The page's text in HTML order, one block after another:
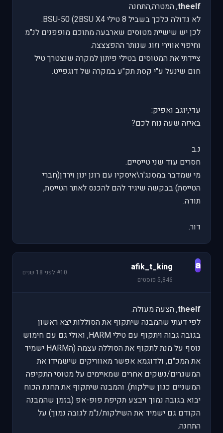
theelf, המטרה,התחנה
לא גדולה כלכך בשביל 8 טילי BSU-50 (2BSU X4.
לכן יש שישיית מטוסים שארבעה מתוכם מופפנים לנ"מ
וחיפוי אווירי וזוג שנותר ההפצצצה.
ציידתי את המטוסים בטילי פיתון למקרה שנצטרך טיל
חום שינעל ע"י קסת תק"ע במקרה של דוגפייט.
עדי,יוגב ואפיק:
באיזה שעה נוח לכם?
נ.ב
חסרים עוד שני טייסיים.
מי שמדבר במסנג'ר\איסקיו עם רונן ינון וירדן(חברי
הטייסת) בבקשה שיגיד להם להכנס לאתר הטייסת,
תודה.
דור.
a
afik_t_king
5,846 פוסטים
#10
·לפני 18 שנים
theelf, הצעה מעולה.
לפי דעתי שהמבנה שיתקוף את הסוללות יצא ראשון
בגובה גבוה ויתקוף עם טילי HARM, ואולי גם עם חימוש
נוסף על מנת לתקוף את הסוללה עצמה (הHARM ישמיד
את המכ"ם, ולדוגמא אפשר מאווריקים שישמידו את
המשגרים/נשקים אחרים שמאיימים על מטוסי התקיפה
המשניים כגון שילקות). והמבנה שיתקוף את תחנת הכוח
יבוא בגובה נמוך ויבצע תקיפת פופ-אפ (בזמן שהמבנה
הקודם גם ישמיד את השילקות/נ"מ לגובה נמוך) על
התחנה.